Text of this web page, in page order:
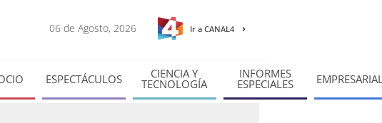
06 de Agosto, 2026 Ir a CANAL4
ESPECTÁCULOS CIENCIA Y
TECNOLOGÍA
INFORMES
ESPECIALES